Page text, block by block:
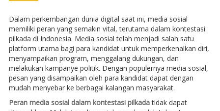
Dalam perkembangan dunia digital saat ini, media sosial
memiliki peran yang semakin vital, terutama dalam kontestasi
pilkada di Indonesia. Media sosial telah menjadi salah satu
platform utama bagi para kandidat untuk memperkenalkan diri,
menyampaikan program, menggalang dukungan, dan
melakukan kampanye politik. Dengan populernya media sosial,
pesan yang disampaikan oleh para kandidat dapat dengan
mudah menyebar ke berbagai kalangan masyarakat.
Peran media sosial dalam kontestasi pilkadatidak dapat